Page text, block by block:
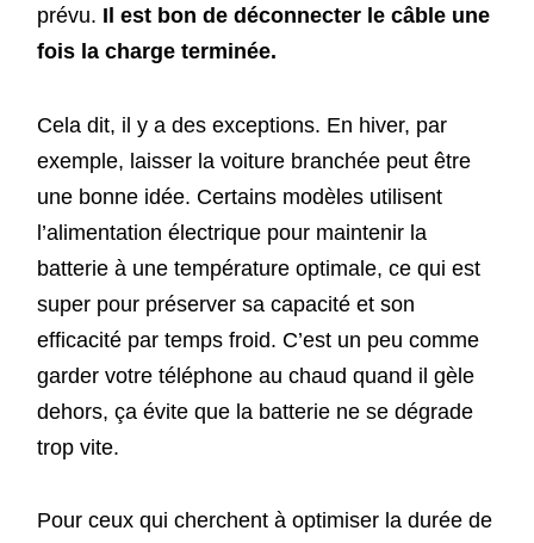
prévu. Il est bon de déconnecter le câble une
fois la charge terminée.
Cela dit, il y a des exceptions. En hiver, par
exemple, laisser la voiture branchée peut être
une bonne idée. Certains modèles utilisent
l’alimentation électrique pour maintenir la
batterie à une température optimale, ce qui est
super pour préserver sa capacité et son
efficacité par temps froid. C’est un peu comme
garder votre téléphone au chaud quand il gèle
dehors, ça évite que la batterie ne se dégrade
trop vite.
Pour ceux qui cherchent à optimiser la durée de